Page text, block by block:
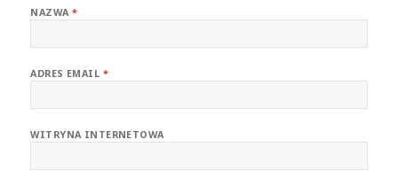
NAZWA*
ADRES EMAIL *
WITRYNA INTERNETOWA